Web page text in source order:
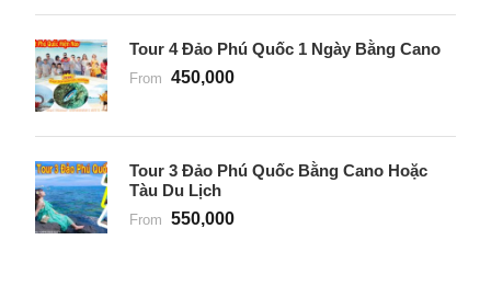
Tour 4 Đảo Phú Quốc 1 Ngày Bằng Cano
From 450,000
Tour 3 Đảo Phú Quốc Bằng Cano Hoặc
Tàu Du Lịch
From 550,000